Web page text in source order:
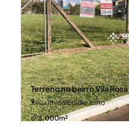
Terreno no bairro Vila Rosa
Rua Irmão Egidio Justo
3.000m²